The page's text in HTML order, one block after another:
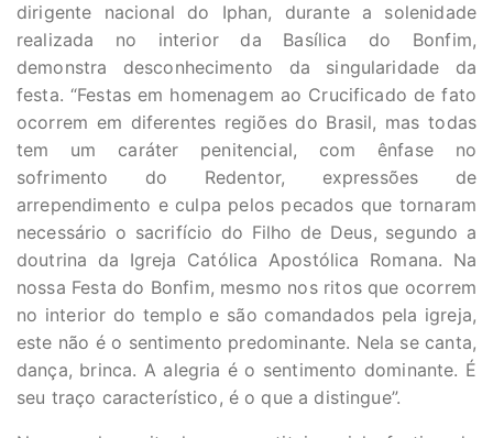
dirigente nacional do Iphan, durante a solenidade
realizada no interior da Basílica do Bonfim,
demonstra desconhecimento da singularidade da
festa. “Festas em homenagem ao Crucificado de fato
ocorrem em diferentes regiões do Brasil, mas todas
tem um caráter penitencial, com ênfase no
sofrimento do Redentor, expressões de
arrependimento e culpa pelos pecados que tornaram
necessário o sacrifício do Filho de Deus, segundo a
doutrina da Igreja Católica Apostólica Romana. Na
nossa Festa do Bonfim, mesmo nos ritos que ocorrem
no interior do templo e são comandados pela igreja,
este não é o sentimento predominante. Nela se canta,
dança, brinca. A alegria é o sentimento dominante. É
seu traço característico, é o que a distingue”.